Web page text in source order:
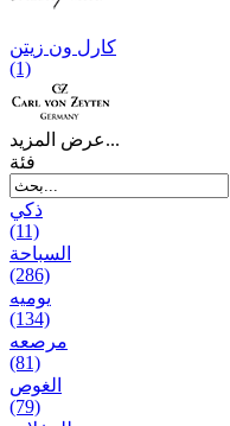
کارل ون زیتن
(1)
عرض المزيد...
فئة
ذكي
(11)
السباحة
(286)
يومیه
(134)
مرصعه
(81)
الغوص
(79)